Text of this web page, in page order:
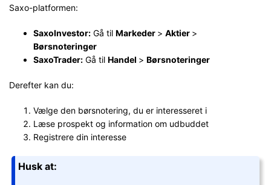
Saxo-platformen:
SaxoInvestor: Gå til Markeder > Aktier >
Børsnoteringer
SaxoTrader: Gå til Handel > Børsnoteringer
Derefter kan du:
Vælge den børsnotering, du er interesseret i
Læse prospekt og information om udbuddet
Registrere din interesse
Husk at: